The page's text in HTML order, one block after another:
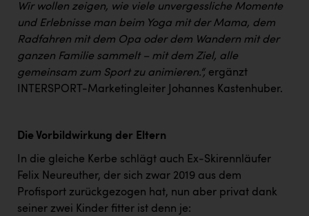
Wir wollen zeigen, wie viele unvergessliche Momente
und Erlebnisse man beim Yoga mit der Mama, dem
Radfahren mit dem Opa oder dem Wandern mit der
ganzen Familie sammelt – mit dem Ziel, alle
gemeinsam zum Sport zu animieren.“, ergänzt
INTERSPORT-Marketingleiter Johannes Kastenhuber.
Die Vorbildwirkung der Eltern
In die gleiche Kerbe schlägt auch Ex-Skirennläufer
Felix Neureuther, der sich zwar 2019 aus dem
Profisport zurückgezogen hat, nun aber privat dank
seiner zwei Kinder fitter ist denn je: